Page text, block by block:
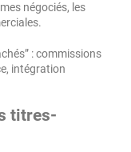
négociés, les
: commissions
intégration
titres-